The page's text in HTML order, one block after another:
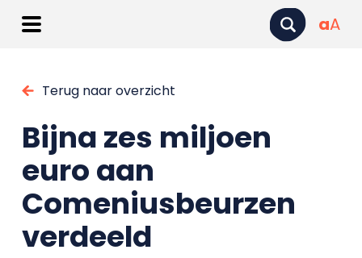
aA
Terug naar overzicht
Bijna zes miljoen
euro aan
Comeniusbeurzen
verdeeld